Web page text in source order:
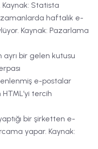
Statista
zamanlarda haftalık e-
Kaynak: Pazarlama
ayrı bir gelen kutusu
e-postalar
tercih
bir şirketten e-
yapar. Kaynak: